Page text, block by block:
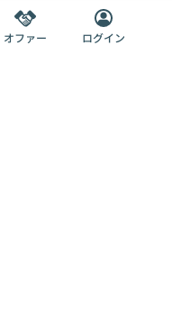
オファー ログイン